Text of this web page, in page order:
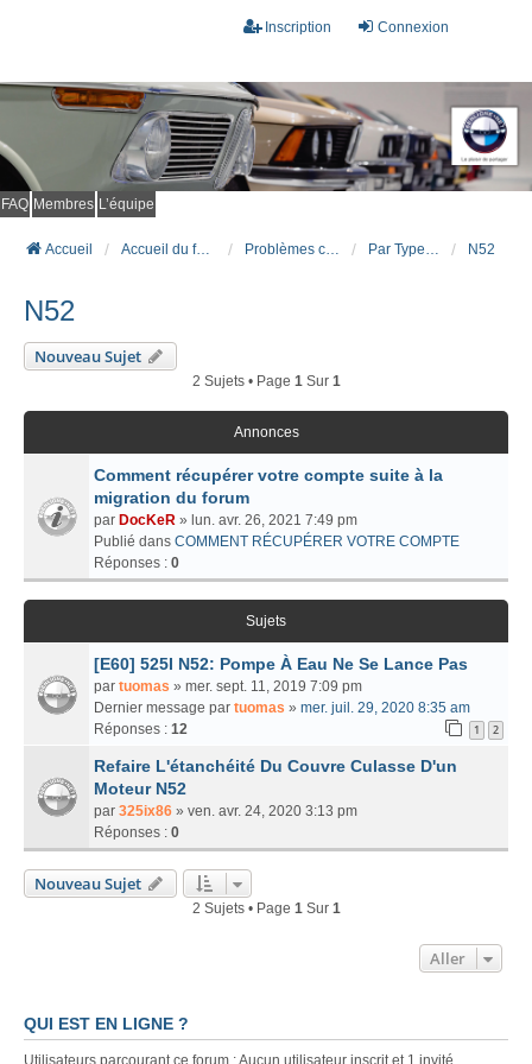
Connexion
Inscription
FAQ Membres L’équipe
Accueil Accueil du forum Problèmes connus et résolus (FAQ) Par Type Moteur (ESSENCE) N52
N52
Nouveau Sujet
2 Sujets • Page 1Sur 1
Annonces
Comment récupérer votre compte suite à la
migration du forum
par DocKeR » lun. avr. 26, 2021 7:49 pm
Publié dans COMMENT RÉCUPÉRER VOTRE COMPTE
Réponses : 0
Sujets
[E60] 525I N52: Pompe À Eau Ne Se Lance Pas
par tuomas » mer. sept. 11, 2019 7:09 pm
Dernier message par tuomas » mer. juil. 29, 2020 8:35 am
Réponses : 12 1 2
Refaire L'étanchéité Du Couvre Culasse D'un
Moteur N52
par 325ix86 » ven. avr. 24, 2020 3:13 pm
Réponses : 0
Nouveau Sujet
2 Sujets • Page 1Sur 1
Aller
QUI EST EN LIGNE ?
Utilisateurs parcourant ce forum : Aucun utilisateur inscrit et 1 invité